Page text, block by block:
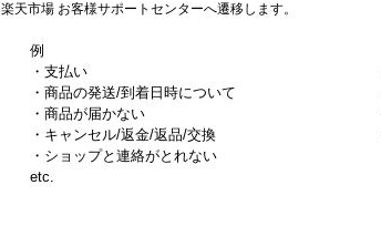
楽天市場 お客様サポートセンターへ遷移します。
例
・支払い
・商品の発送/到着日時について
・商品が届かない
・キャンセル/返金/返品/交換
・ショップと連絡がとれない
etc.